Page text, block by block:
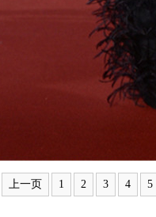
上一页 1 2 3 4 5